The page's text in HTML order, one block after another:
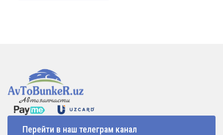
Перейти в наш телеграм канал